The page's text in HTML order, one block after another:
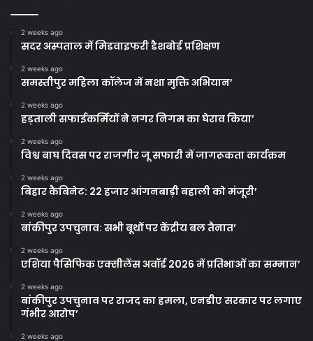
2 weeks ago
सदर अस्पताल में मिडवाइफरी डैशबोर्ड प्रशिक्षण
2 weeks ago
समस्तीपुर महिला कॉलेज में नशा मुक्ति अभियान’
2 weeks ago
हड़ताली सफाईकर्मियों ने नगर निगम का घेराव किया’
2 weeks ago
विश्व बाघ दिवस पर राजगीर जू सफारी में जागरूकता कार्यक्रम
2 weeks ago
बिहार कैबिनेट: 22 हजार आंगनबाड़ी बहाली को मंजूरी’
2 weeks ago
बांकीपुर उपचुनाव: सभी बूथों पर केंद्रीय बल तैनात’
2 weeks ago
एशिया पैसिफिक एक्सीलेंस अवॉर्ड 2026 में प्रतिभाओं का सम्मान’
2 weeks ago
बांकीपुर उपचुनाव पर राजद का हमला, एनडीए सरकार पर लगाए
गंभीर आरोप’
2 weeks ago